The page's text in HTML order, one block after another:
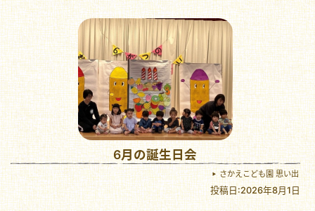
6月の誕生日会
さかえこども園 思い出
投稿日:2026年8月1日